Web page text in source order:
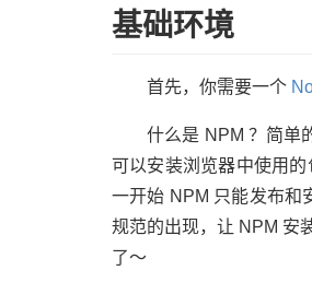
基础环境
首先，你需要一个
什么是 NPM ？简单
可以安装浏览器中使用
一开始 NPM 只能发布和
规范的出现，让 NPM 安
了～